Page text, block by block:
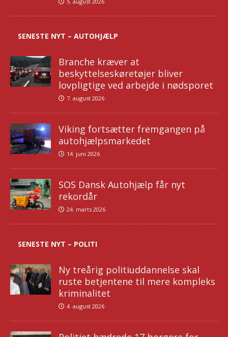
SENESTE NYT – AUTOHJÆLP
Branche kræver at
beskyttelseskøretøjer bliver
lovpligtige ved arbejde i nødsporet
7. august 2026
Viking fortsætter fremgangen på
autohjælpsmarkedet
14. juni 2026
SOS Dansk Autohjælp får nyt
rekordår
24. marts 2026
SENESTE NYT – POLITI
Ny treårig politiuddannelse skal
ruste betjentene til mere kompleks
kriminalitet
4. august 2026